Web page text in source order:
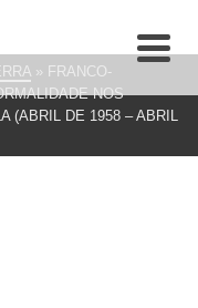
» FRANCO-
NOS
(ABRIL DE 1958 – ABRIL